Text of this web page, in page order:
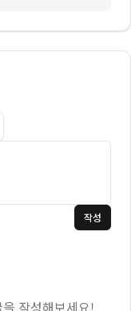
작성
작성해보세요!